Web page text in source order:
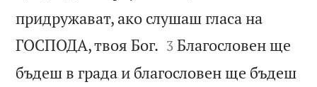
придружават, ако слушаш гласа на
ГОСПОДА, твоя Бог. 

3 Благословен ще
бъдеш в града и благословен ще бъдеш